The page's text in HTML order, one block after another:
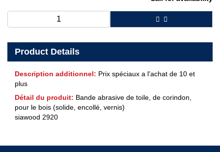
Product Details
Description additionnel: Prix spéciaux a l'achat de 10 et
plus
Détail du produit: Bande abrasive de toile, de corindon,
pour le bois (solide, encollé, vernis)
siawood 2920